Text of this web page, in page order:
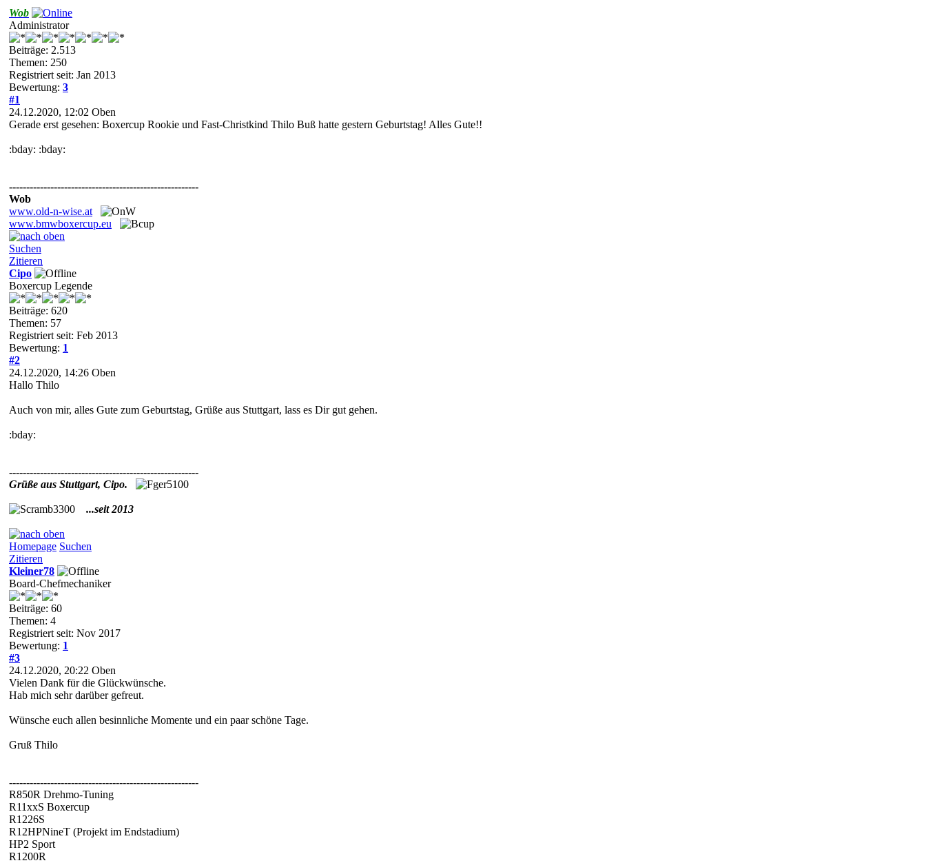
Wob
Administrator
Beiträge: 2.513
Themen: 250
Registriert seit: Jan 2013
Bewertung: 3
#1
24.12.2020, 12:02 Oben
Gerade erst gesehen: Boxercup Rookie und Fast-Christkind Thilo Buß hatte gestern Geburtstag! Alles Gute!!
:bday: :bday:
-------------------------------------------------------
Wob
www.old-n-wise.at
www.bmwboxercup.eu
Suchen
Zitieren
Cipo
Boxercup Legende
Beiträge: 620
Themen: 57
Registriert seit: Feb 2013
Bewertung: 1
#2
24.12.2020, 14:26 Oben
Hallo Thilo
Auch von mir, alles Gute zum Geburtstag, Grüße aus Stuttgart, lass es Dir gut gehen.
:bday:
-------------------------------------------------------
Grüße aus Stuttgart, Cipo.
...seit 2013
Homepage Suchen
Zitieren
Kleiner78
Board-Chefmechaniker
Beiträge: 60
Themen: 4
Registriert seit: Nov 2017
Bewertung: 1
#3
24.12.2020, 20:22 Oben
Vielen Dank für die Glückwünsche.
Hab mich sehr darüber gefreut.
Wünsche euch allen besinnliche Momente und ein paar schöne Tage.
Gruß Thilo
-------------------------------------------------------
R850R Drehmo-Tuning
R11xxS Boxercup
R1226S
R12HPNineT (Projekt im Endstadium)
HP2 Sport
R1200R